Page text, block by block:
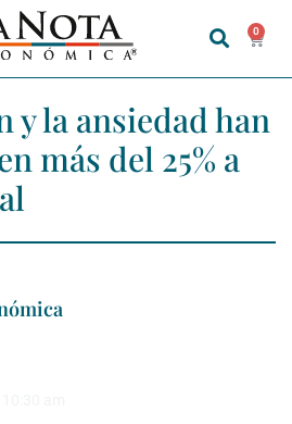
0
y la ansiedad han
más del 25% a